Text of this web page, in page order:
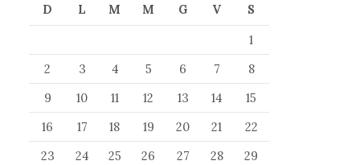
D L M M G V
S
1
2
3 4 5 6 7
8
9
10 11 12 13 14
15
16
17 18 19 20 21
22
23
24 25 26 27 28
29